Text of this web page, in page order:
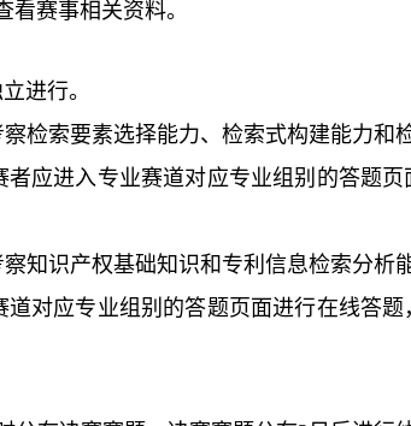
赛事相关资料。
进行。
检索要素选择能力、检索式构建能力和
应进入专业赛道对应专业组别的答题
知识产权基础知识和专利信息检索分析
对应专业组别的答题页面进行在线答题